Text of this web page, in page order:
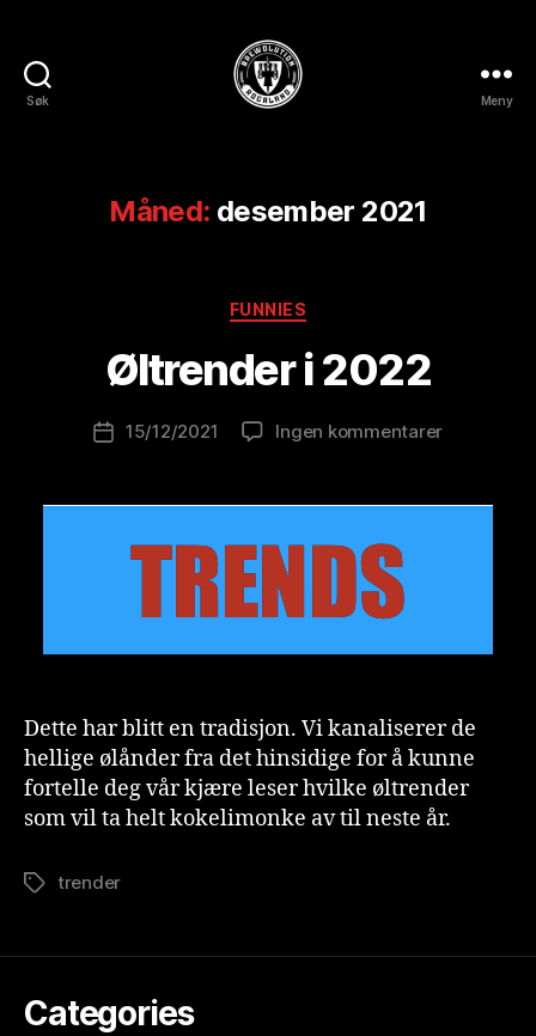
Søk Meny
Måned: desember 2021
Kategorier
FUNNIES
Øltrender i 2022
Innleggsforfatter
e
w
l
o
Publiseringsdato
15/12/2021 Ingen kommentarertil
2022
Dette har blitt en tradisjon. Vi kanaliserer de
hellige ølånder fra det hinsidige for å kunne
fortelle deg vår kjære leser hvilke øltrender
som vil ta helt kokelimonke av til neste år.
Stikkordtrender
Categories